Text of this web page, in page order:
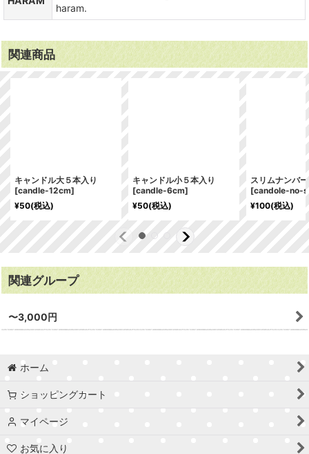
haram.
関連商品
キャンドル大５本入り
[candle-12cm]
¥50(税込)
キャンドル小５本入り
[candle-6cm]
¥50(税込)
スリムナンバ
[candole-no-s
¥100(税込)
関連グループ
〜3,000円
ホーム
ショッピングカート
マイページ
お気に入り